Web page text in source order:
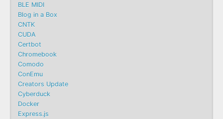
BLE MIDI
Blog in a Box
CNTK
CUDA
Certbot
Chromebook
Comodo
ConEmu
Creators Update
Cyberduck
Docker
Express.js